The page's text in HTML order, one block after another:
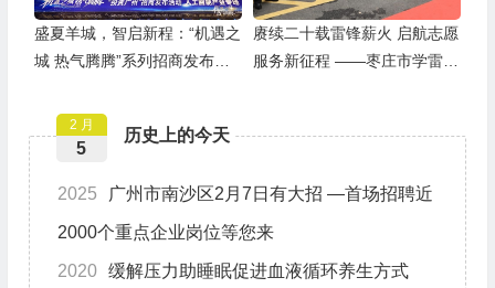
盛夏羊城，智启新程：“机遇之
城 热气腾腾”系列招商发布活
赓续二十载雷锋薪火 启航志愿
服务新征程 ——枣庄市学雷锋
历史上的今天
2 月
5
2025 广州市南沙区2月7日有大招 —首场招聘近
2000个重点企业岗位等您来
2020 缓解压力助睡眠促进血液循环养生方式